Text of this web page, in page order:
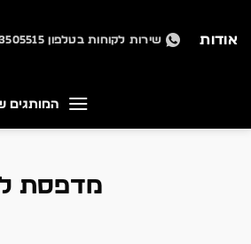
אודות שירות לקוחות בטלפון 054-3505515 ובוואטסאפ
המותגים
מדפסת